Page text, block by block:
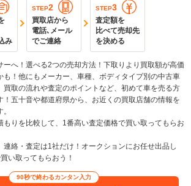
み
STEP2
買取店から
電話､メール
でご連絡
STEP3
査定額を
比べて売却先
を決める
ーへ！選べる2つの売却方法！下取りより買取額が高価
も！他にもメーカー、車種、ボディタイプ別の中古車
買取の流れや査定のポイントなど、初めて車を売る方
！五十音や都道府県から、お近くの買取店舗の情報を
もりを比較して、1番高い査定価格で買い取ってもらお
連絡・査定は1社だけ！オークションにお任せ出品し
い取ってもらおう！
90秒で終わるカンタン入力